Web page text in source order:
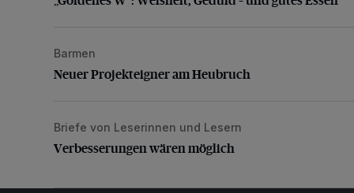
Neuer Projekteigner am Heubruch
Barmen
Neuer Projekteigner am Heubruch
Verbesserungen wären möglich
Briefe von Leserinnen und Lesern
Verbesserungen wären möglich